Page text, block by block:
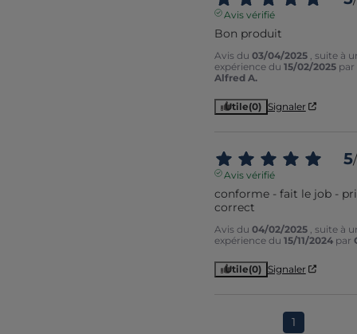
Avis vérifié
Bon produit
Avis du 03/04/2025
, suite à
expérience du 15/02/2025 par
Alfred A.
Utile(0) Signaler
5/
Avis vérifié
conforme - fait le job -
correct
Avis du 04/02/2025
, suite à
expérience du 15/11/2024 par
Utile(0) Signaler
1